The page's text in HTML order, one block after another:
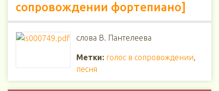
сопровождении фортепиано]
слова В. Пантелеева
Метки: голос в сопровождении,
песня